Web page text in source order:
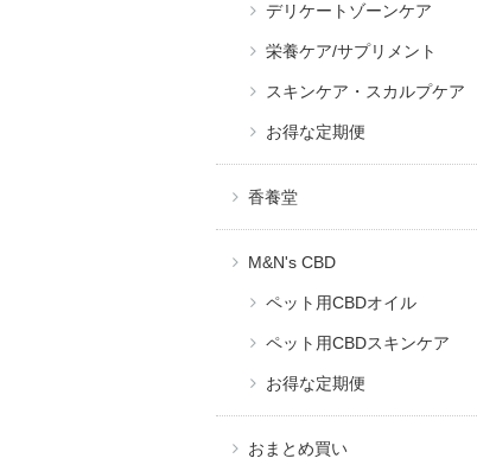
デリケートゾーンケア
栄養ケア/サプリメント
スキンケア・スカルプケア
お得な定期便
香養堂
M&N's CBD
ペット用CBDオイル
ペット用CBDスキンケア
お得な定期便
おまとめ買い